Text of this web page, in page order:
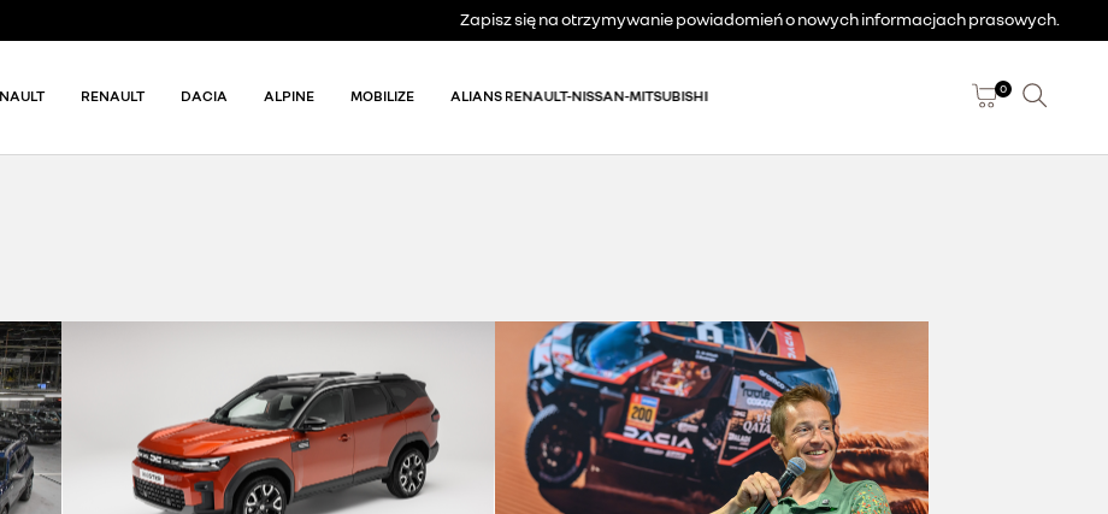
Zapisz się na otrzymywanie powiadomień o nowych informacjach prasowych.
RENAULT DACIA ALPINE MOBILIZE ALIANS RENAULT-NISSAN-MITSUBISHI 0